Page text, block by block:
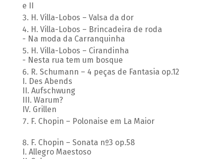
e II
H. Villa-Lobos – Valsa da dor
H. Villa-Lobos – Brincadeira de roda
- Na moda da Carranquinha
H. Villa-Lobos – Cirandinha
- Nesta rua tem um bosque
R. Schumann – 4 peças de Fantasia op.12
I. Des Abends
II. Aufschwung
III. Warum?
IV. Grillen
F. Chopin – Polonaise em La Maior
F. Chopin – Sonata nº3 op.58
I. Allegro Maestoso